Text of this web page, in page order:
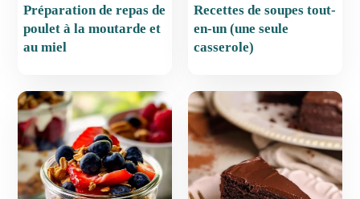
Préparation de repas de
poulet à la moutarde et
au miel
Recettes de soupes tout-
en-un (une seule
casserole)